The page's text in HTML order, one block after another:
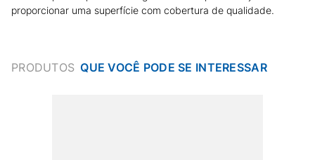
proporcionar uma superfície com cobertura de qualidade.
PRODUTOS